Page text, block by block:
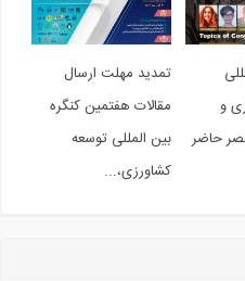
حاضر
تمدید مهلت ارسال
مقالات هفتمین کنگره
بین المللی توسعه
کشاورزی،...